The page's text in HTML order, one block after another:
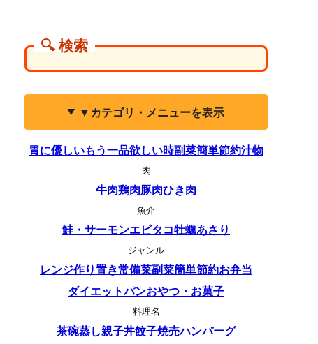
🔍 検索
▼カテゴリ・メニューを表示
胃に優しいもう一品欲しい時副菜簡単節約汁物
肉
牛肉鶏肉豚肉ひき肉
魚介
鮭・サーモンエビタコ牡蠣あさり
ジャンル
レンジ作り置き常備菜副菜簡単節約お弁当
ダイエットパンおやつ・お菓子
料理名
茶碗蒸し親子丼餃子焼売ハンバーグ